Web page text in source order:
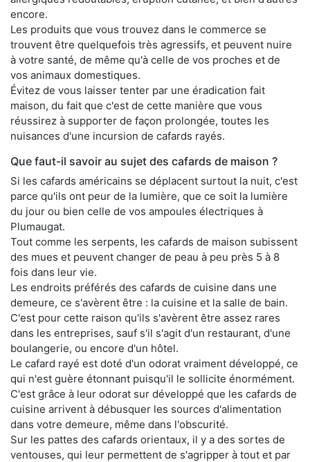
encore.
Les produits que vous trouvez dans le commerce se
trouvent être quelquefois très agressifs, et peuvent nuire
à votre santé, de même qu'à celle de vos proches et de
vos animaux domestiques.
Évitez de vous laisser tenter par une éradication fait
maison, du fait que c'est de cette manière que vous
réussirez à supporter de façon prolongée, toutes les
nuisances d'une incursion de cafards rayés.
Que faut-il savoir au sujet des cafards de maison ?
Si les cafards américains se déplacent surtout la nuit, c'est
parce qu'ils ont peur de la lumière, que ce soit la lumière
du jour ou bien celle de vos ampoules électriques à
Plumaugat.
Tout comme les serpents, les cafards de maison subissent
des mues et peuvent changer de peau à peu près 5 à 8
fois dans leur vie.
Les endroits préférés des cafards de cuisine dans une
demeure, ce s'avèrent être : la cuisine et la salle de bain.
C'est pour cette raison qu'ils s'avèrent être assez rares
dans les entreprises, sauf s'il s'agit d'un restaurant, d'une
boulangerie, ou encore d'un hôtel.
Le cafard rayé est doté d'un odorat vraiment développé, ce
qui n'est guère étonnant puisqu'il le sollicite énormément.
C'est grâce à leur odorat sur développé que les cafards de
cuisine arrivent à débusquer les sources d'alimentation
dans votre demeure, même dans l'obscurité.
Sur les pattes des cafards orientaux, il y a des sortes de
ventouses, qui leur permettent de s'agripper à tout et par